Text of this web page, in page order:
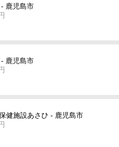
鹿児島市
鹿児島市
健施設あさひ - 鹿児島市